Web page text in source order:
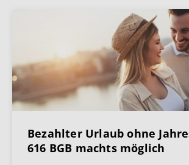
Bezahlter Urlaub ohne
616 BGB machts möglich